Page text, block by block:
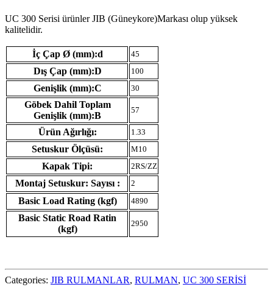
UC 300 Serisi ürünler JIB (Güneykore)Markası olup yüksek
kalitelidir.
İç Çap Ø (mm):d 45
Dış Çap (mm):D 100
Genişlik (mm):C 30
Göbek Dahil Toplam
Genişlik (mm):B
57
Ürün Ağırlığı: 1.33
Setuskur Ölçüsü: M10
Kapak Tipi: 2RS/ZZ
Montaj Setuskur: Sayısı : 2
Basic Load Rating (kgf) 4890
Basic Static Road Ratin
(kgf)
2950
Categories: JIB RULMANLAR, RULMAN, UC 300 SERİSİ